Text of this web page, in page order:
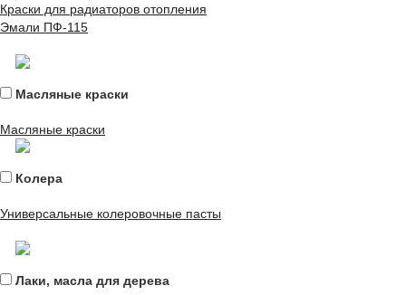
Краски для радиаторов отопления
Эмали ПФ-115
Масляные краски
Масляные краски
Колера
Универсальные колеровочные пасты
Лаки, масла для дерева